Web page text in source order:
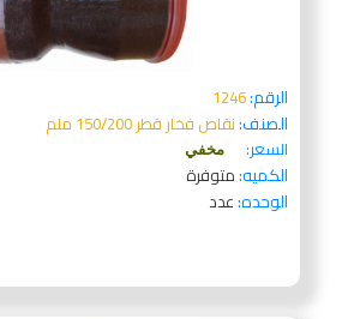
الرقم:1246
الصنف:نقاص فخار قطر 150/200 ملم
السعر:
مخفي
الكميه:متوفرة
الوحده:عدد